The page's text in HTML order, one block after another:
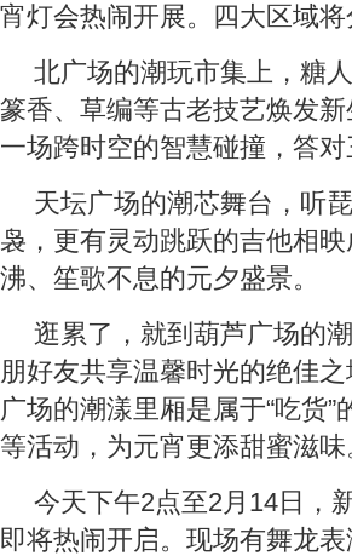
宵灯会热闹开展。四大区域
北广场的潮玩市集上，糖
篆香、草编等古老技艺焕发
一场跨时空的智慧碰撞，答
天坛广场的潮芯舞台，听
袅，更有灵动跳跃的吉他相
沸、笙歌不息的元夕盛景。
逛累了，就到葫芦广场的
朋好友共享温馨时光的绝佳
广场的潮漾里厢是属于“吃货
等活动，为元宵更添甜蜜滋味
今天下午2点至2月14日，
即将热闹开启。现场有舞龙